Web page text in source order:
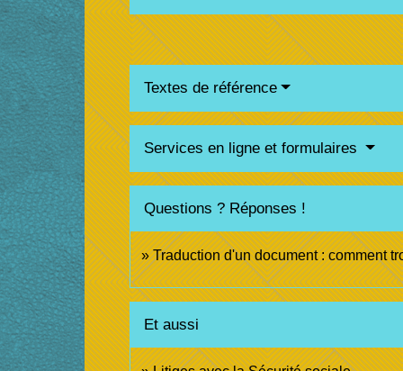
Textes de référence
Services en ligne et formulaires
Questions ? Réponses !
Traduction d'un document : comment
Et aussi